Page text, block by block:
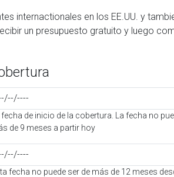
fecha de inicio de la cobertura. La fecha no
de 9 meses a partir hoy
fecha no puede ser de más de 12 meses